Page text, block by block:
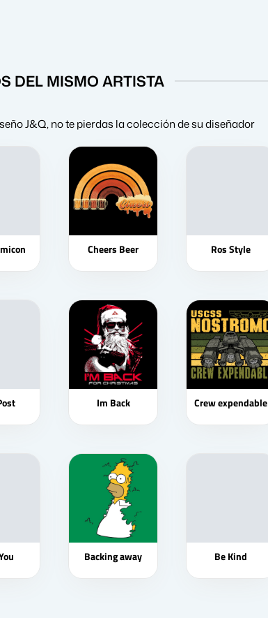
DEL MISMO ARTISTA
J&Q, no te pierdas la colección de su diseñador
Cheers Beer Ros Style
Im Back Crew expendable
Backing away Be Kind